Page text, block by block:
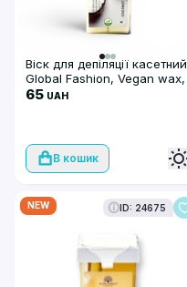
Віск для депіляції касетний
Global Fashion, Vegan wax,
100мл, Coconut
65 UAH
В кошик
NEW ID: 24675